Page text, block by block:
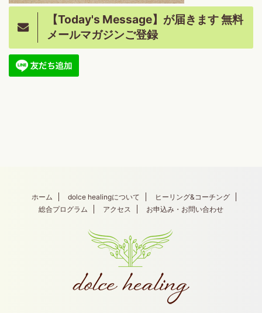
【Today's Message】が届きます 無料
メールマガジンご登録
ホーム dolce healingについて
ヒーリング&コーチング
総合プログラム
アクセス お申込み・お問い合わせ